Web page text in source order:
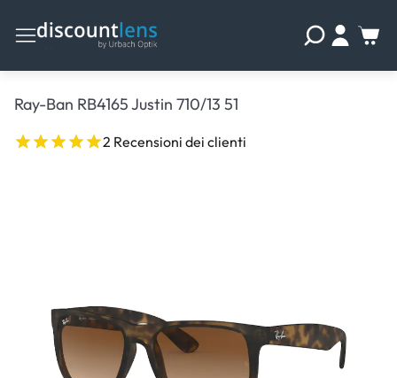
Ray-Ban RB4165 Justin 710/13 51
2 Recensioni dei clienti